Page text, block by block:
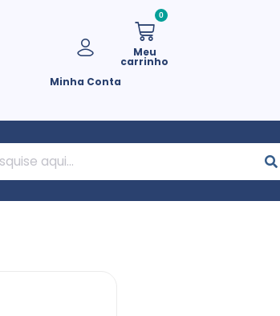
Minha Conta
0
Meu
carrinho